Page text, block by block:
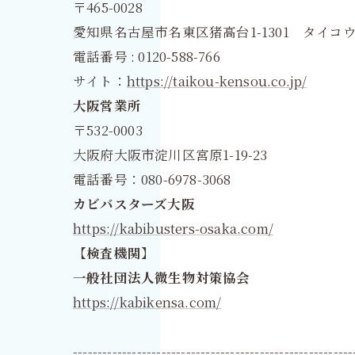
〒465-0028
愛知県名古屋市名東区猪高台1-1301 タイコ
電話番号 : 0120-588-766
サイト： https://taikou-kensou.co.jp/
大阪営業所
〒532-0003
大阪府大阪市淀川区宮原1-19-23
電話番号：080-6978-3068
カビバスターズ大阪
https://kabibusters-osaka.com/
【検査機関】
一般社団法人微生物対策協会
https://kabikensa.com/